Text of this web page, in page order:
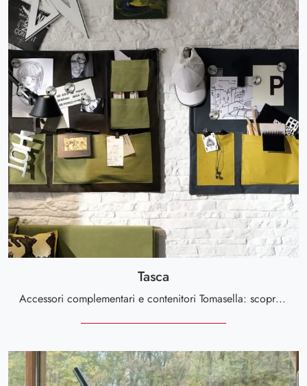
Tasca
Accessori complementari e contenitori Tomasella: scopri come completare i tuoi locali moderni con il modello Tasca.